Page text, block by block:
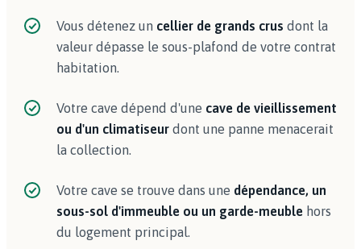
Vous détenez un cellier de grands crus dont la
valeur dépasse le sous-plafond de votre contrat
habitation.
Votre cave dépend d'une cave de vieillissement
ou d'un climatiseur dont une panne menacerait
la collection.
Votre cave se trouve dans une dépendance, un
sous-sol d'immeuble ou un garde-meuble hors
du logement principal.